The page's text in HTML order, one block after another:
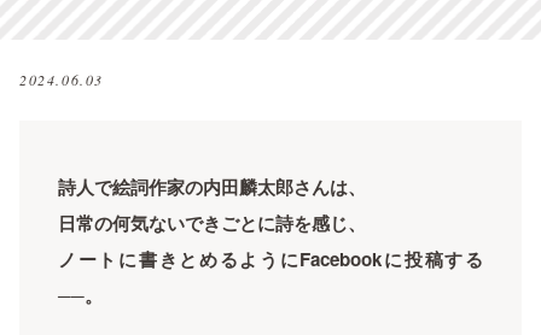
2024.06.03
詩人で絵詞作家の内田麟太郎さんは、
日常の何気ないできごとに詩を感じ、
ノートに書きとめるようにFacebookに投稿する
──。